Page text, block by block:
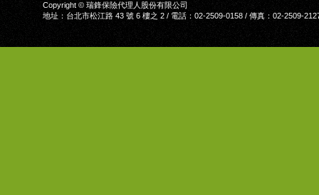
Copyright © 瑞鋒保險代理人股份有限公司
地址：台北市松江路 43 號 6 樓之 2 / 電話：02-2509-0158 / 傳真：02-2509-